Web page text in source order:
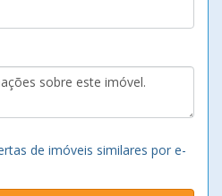
de imóveis similares por e-